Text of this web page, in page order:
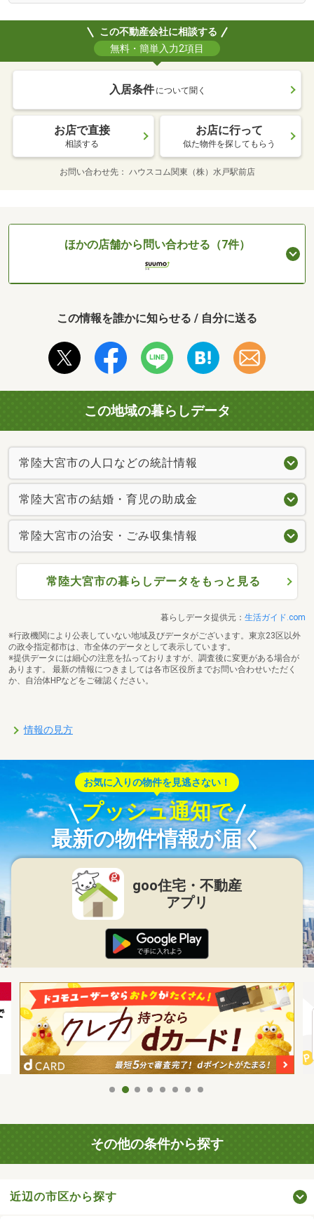
この不動産会社に相談する
無料・簡単入力2項目
入居条件 について聞く
お店で直接
相談する
お店に行って
似た物件を探してもらう
お問い合わせ先 ハウスコム関東（株）水戸駅前店
ほかの店舗から問い合わせる（7件）
この情報を誰かに知らせる / 自分に送る
この地域の暮らしデータ
常陸大宮市の人口などの統計情報
常陸大宮市の結婚・育児の助成金
常陸大宮市の治安・ごみ収集情報
常陸大宮市の暮らしデータをもっと見る
暮らしデータ提供元： 生活ガイド.com
※行政機関により公表していない地域及びデータがございます。東京23区以外
の政令指定都市は、市全体のデータとして表示しています。
※提供データには細心の注意を払っておりますが、調査後に変更がある場合が
あります。 最新の情報につきましては各市区役所までお問い合わせいただく
か、自治体HPなどをご確認ください。
情報の見方
お気に入りの物件を見逃さない！
プッシュ通知で
最新の物件情報が届く
goo住宅・不動産
アプリ
その他の条件から探す
近辺の市区から探す